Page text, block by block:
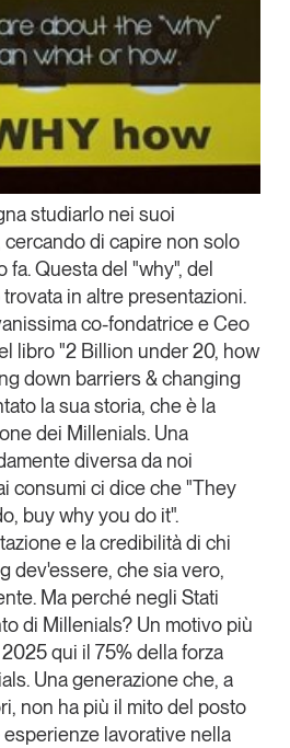
tua email
di GS1 Italy che racconta in
e le sfide del largo
a professionisti e
studiarlo nei suoi
cercando di capire non solo
fa. Questa del "why", del
in altre presentazioni.
co-fondatrice e Ceo
libro "2 Billion under 20, how
down barriers & changing
la sua storia, che è la
dei Millenials. Una
diversa da noi
consumi ci dice che "They
buy why you do it".
e la credibilità di chi
dev'essere, che sia vero,
Ma perché negli Stati
di Millenials? Un motivo più
qui il 75% della forza
Una generazione che, a
non ha più il mito del posto
lavorative nella